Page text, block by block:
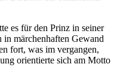
es für den Prinz in seiner
märchenhaften Gewand
fort, was im vergangen,
orientierte sich am Motto